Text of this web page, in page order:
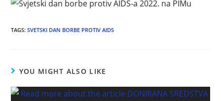
TAGS:SVETSKI DAN BORBE PROTIV AIDS
YOU MIGHT ALSO LIKE